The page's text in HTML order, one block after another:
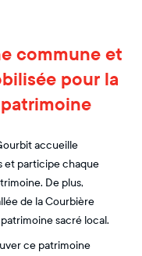
commune et
pour la
accueille
et participe chaque
De plus,
de la Courbière
sacré local.
ce patrimoine